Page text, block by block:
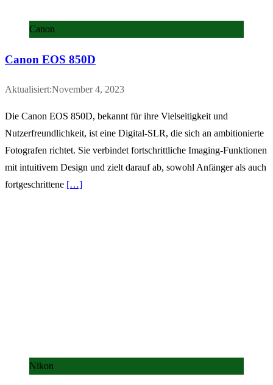
Canon
Canon EOS 850D
Aktualisiert:November 4, 2023
Die Canon EOS 850D, bekannt für ihre Vielseitigkeit und
Nutzerfreundlichkeit, ist eine Digital-SLR, die sich an ambitionierte
Fotografen richtet. Sie verbindet fortschrittliche Imaging-Funktionen
mit intuitivem Design und zielt darauf ab, sowohl Anfänger als auch
fortgeschrittene […]
Nikon